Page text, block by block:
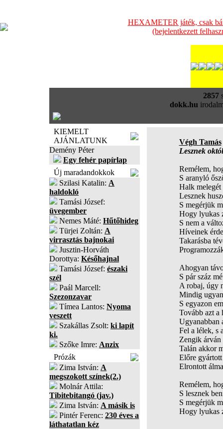
HEXAMETER játék, csak
(bejelentkezett
2857
dokk.hu
KIEMELT
AJÁNLATUNK
Demény Péter
Egy fehér papírlap
Új maradandokkok
Szilasi Katalin: A
haldokló
Tamási József:
üvegember
Nemes Máté: Hűtőhideg
Türjei Zoltán: A
virrasztás bajnokai
Jusztin-Horváth
Dorottya: Későhajnal
Tamási József: északi
szél
Paál Marcell:
Szezonzavar
Tímea Lantos: Nyoma
veszett
Szakállas Zsolt: ki lapít
ki.
Szőke Imre: Anzix
Prózák
Zima István: A
megszokott színek(2.)
Molnár Attila:
Tibitebitangó (jav.)
Zima István: A másik is
Pintér Ferenc: 230 éves a
láthatatlan kéz
Végh Tamás
Lesznek
Remélem,
S aranyló
Halk melegét
Lesznek
S megérjük
Hogy lyukas
S nem a
Híveinek
Takarásba
Ahogyan
S pár száz
A robaj, úgy
Mindig
S egyazon
Tovább azt a
Ugyanabban
Fel a lélek, s
Zengik
Talán akkor
Előre
Elrontott
Remélem,
S lesznek
S megérjük
Hogy lyukas